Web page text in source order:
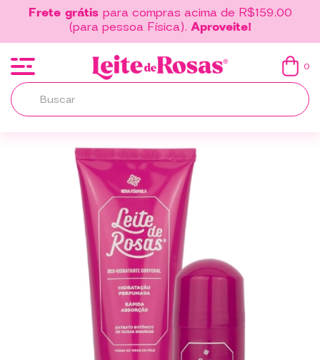
Frete grátispara compras acima de R$159,00
(para pessoa Física).Aproveite!
0